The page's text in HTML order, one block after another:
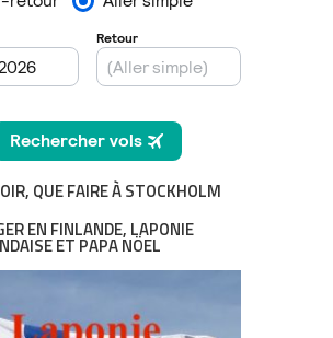
QUE FAIRE À STOCKHOLM
EN FINLANDE, LAPONIE
ET PAPA NÖEL